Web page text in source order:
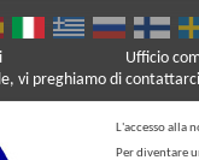
vi preghiamo di
Ufficio
L'accesso alla
Per diventare